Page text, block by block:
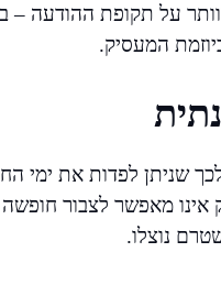
על תקופת ההודעה –
המעסיק.
לכך שניתן לפדות את
אינו מאפשר לצבור
נוצלו.